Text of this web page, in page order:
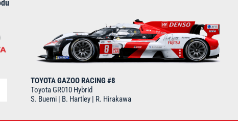
TOYOTA GAZOO RACING #8
Toyota GR010 Hybrid
S. Buemi | B. Hartley | R. Hirakawa